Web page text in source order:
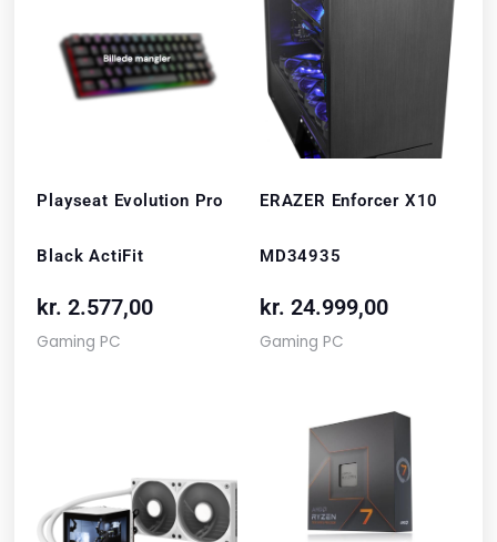
Playseat Evolution Pro
Black ActiFit
kr. 2.577,00
Gaming PC
ERAZER Enforcer X10
MD34935
kr. 24.999,00
Gaming PC